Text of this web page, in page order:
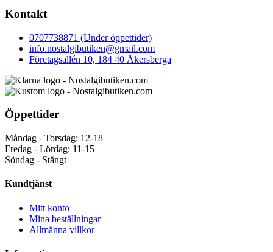
Kontakt
0707738871 (Under öppettider)
info.nostalgibutiken@gmail.com
Företagsallén 10, 184 40 Åkersberga
Öppettider
Måndag - Torsdag: 12-18
Fredag - Lördag: 11-15
Söndag - Stängt
Kundtjänst
Mitt konto
Mina beställningar
Allmänna villkor